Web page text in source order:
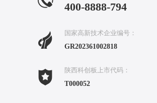
400-8888-794
国家高新技术企业编号：
GR202361002818
陕西科创板上市代码：
T000052